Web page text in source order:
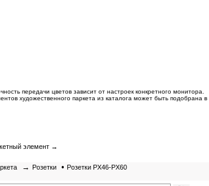
передачи цветов зависит от настроек конкретного монитора.
художественного паркета из каталога может быть подобрана в
элемент →
→ Розетки • Розетки РХ46-РХ60